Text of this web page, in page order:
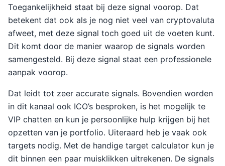
Toegankelijkheid staat bij deze signal voorop. Dat
betekent dat ook als je nog niet veel van cryptovaluta
afweet, met deze signal toch goed uit de voeten kunt.
Dit komt door de manier waarop de signals worden
samengesteld. Bij deze signal staat een professionele
aanpak voorop.
Dat leidt tot zeer accurate signals. Bovendien worden
in dit kanaal ook ICO’s besproken, is het mogelijk te
VIP chatten en kun je persoonlijke hulp krijgen bij het
opzetten van je portfolio. Uiteraard heb je vaak ook
targets nodig. Met de handige target calculator kun je
dit binnen een paar muisklikken uitrekenen. De signals